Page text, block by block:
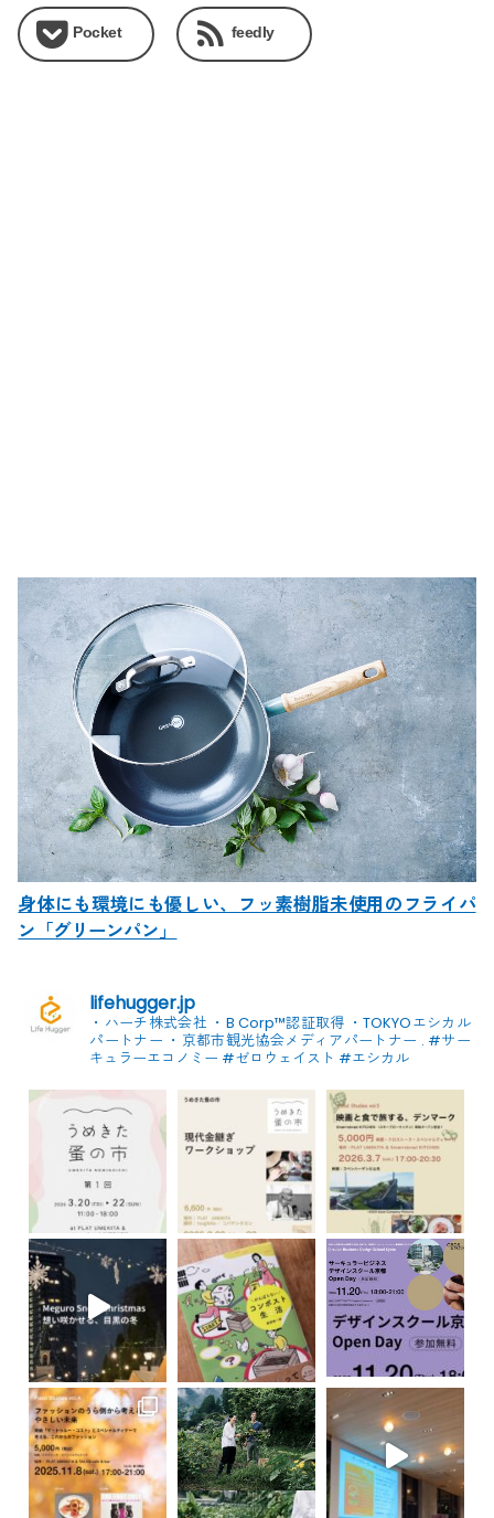
Pocket feedly
身体にも環境にも優しい、フッ素樹脂未使用のフライパ
ン「グリーンパン」
lifehugger.jp
・ハーチ株式会社 ・B Corp™認証取得 ・TOKYOエシカル
パートナー ・京都市観光協会メディアパートナー . #サー
キュラーエコノミー #ゼロウェイスト #エシカル